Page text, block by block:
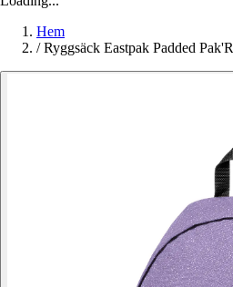
Hem
/ Ryggsäck Eastpak Padded Pak'R